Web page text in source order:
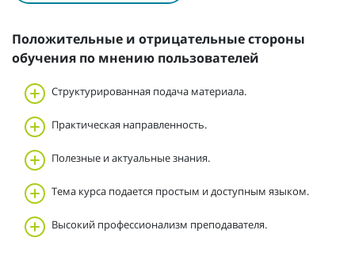
Положительные и отрицательные стороны
обучения по мнению пользователей
Структурированная подача материала.
Практическая направленность.
Полезные и актуальные знания.
Тема курса подается простым и доступным языком.
Высокий профессионализм преподавателя.